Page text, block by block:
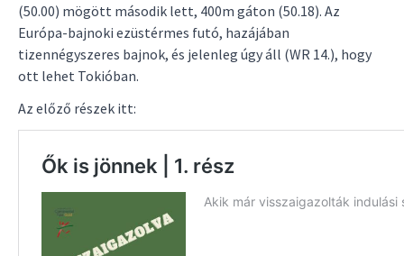
(50.00) mögött második lett, 400m gáton (50.18). Az
Európa-bajnoki ezüstérmes futó, hazájában
tizennégyszeres bajnok, és jelenleg úgy áll (WR 14.), hogy
ott lehet Tokióban.
Az előző részek itt: